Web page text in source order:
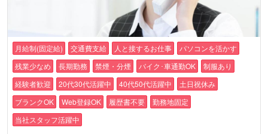
月給制(固定給) 交通費支給 人と接するお仕事
パソコンを活かす
残業少なめ
長期勤務 禁煙・分煙 バイク･車通勤OK
制服あり
経験者歓迎
20代30代活躍中 40代50代活躍中
土日祝休み
ブランクOK
Web登録OK 履歴書不要
勤務地固定
当社スタッフ活躍中